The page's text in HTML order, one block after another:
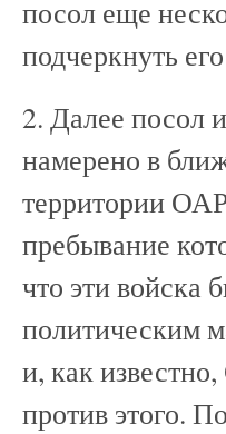
посол еще
подчеркнуть
2. Далее посол
намерено в
территории
пребывание
что эти войска
политическим
и, как
против этого.